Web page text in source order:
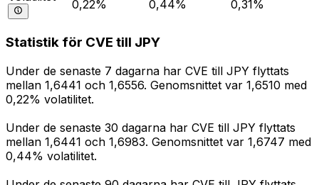
0,22% 0,44% 0,31%
Statistik för CVE till JPY
Under de senaste 7 dagarna har CVE till JPY flyttats
mellan 1,6441 och 1,6556. Genomsnittet var 1,6510 med
0,22% volatilitet.
Under de senaste 30 dagarna har CVE till JPY flyttats
mellan 1,6441 och 1,6983. Genomsnittet var 1,6747 med
0,44% volatilitet.